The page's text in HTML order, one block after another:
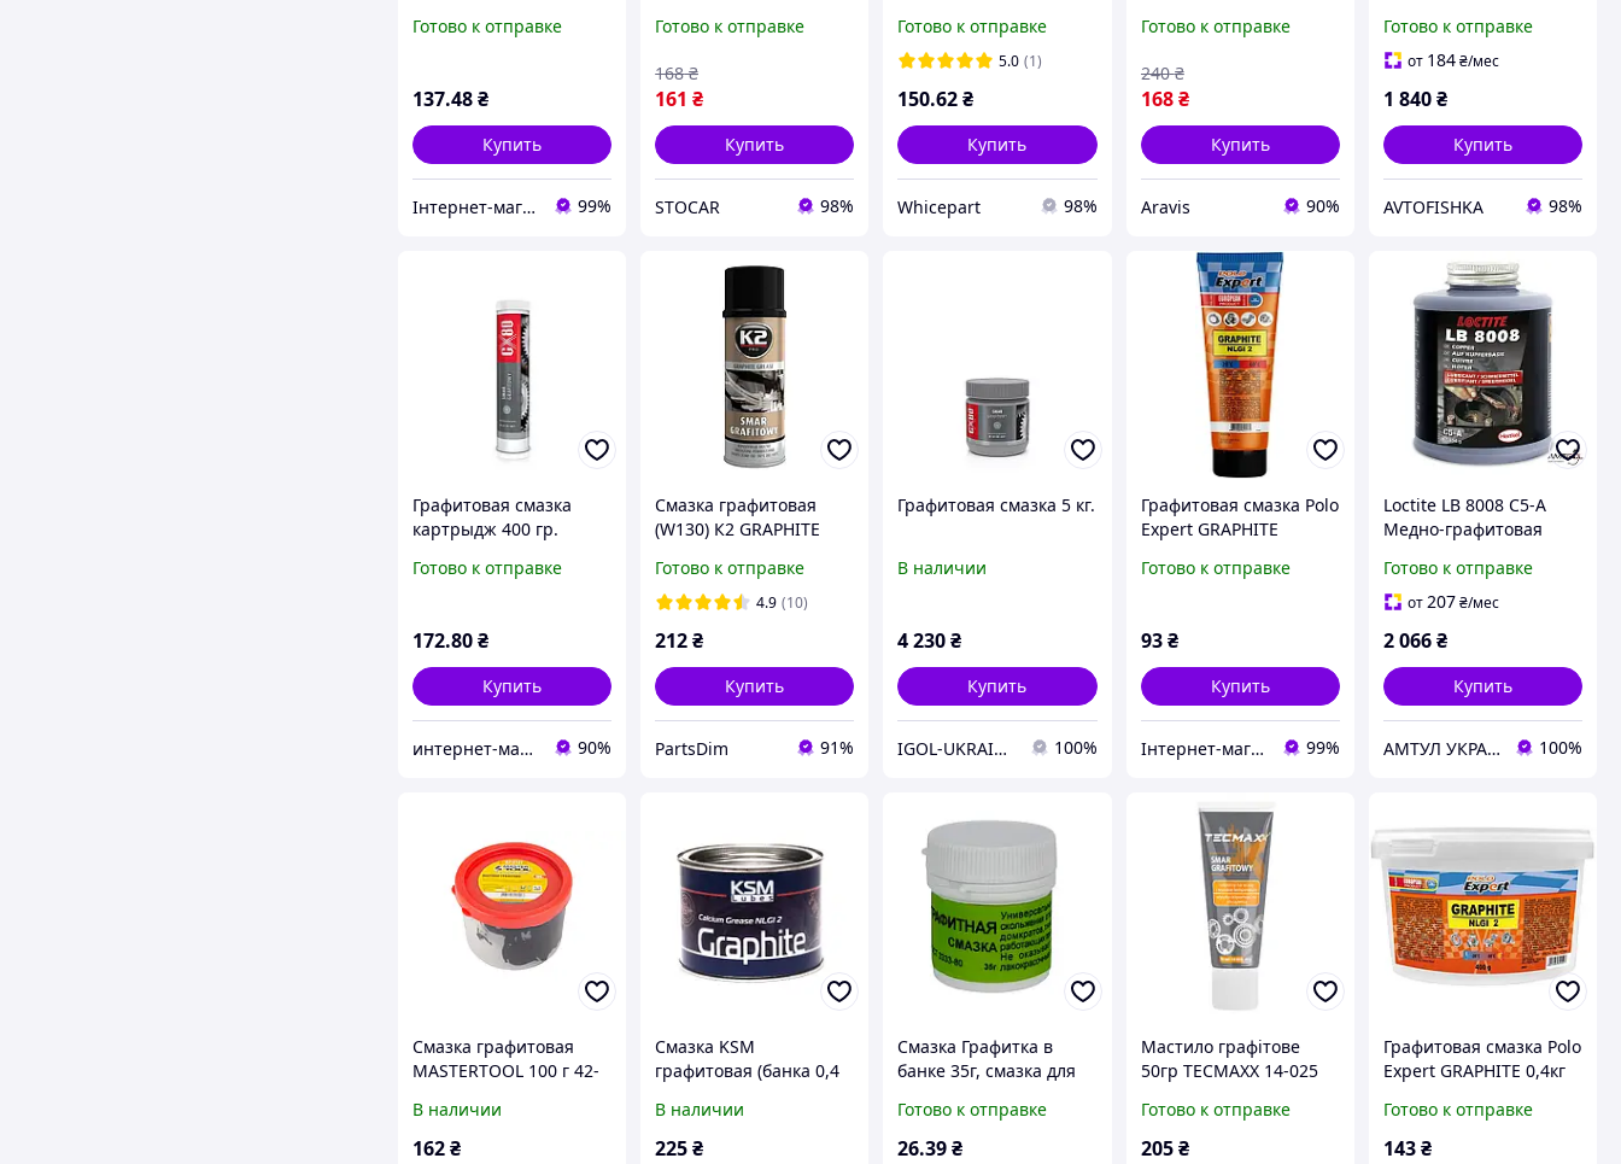
Готово к отправке
137.48₴
Купить
Інтернет-магазин "Запчастини до авто і не тільки" 99%
Готово к отправке
161 ₴
168 ₴
Купить
STOCAR 98%
Готово к отправке
5.0 (1)
150.62₴
Купить
Whicepart 98%
Готово к отправке
168 ₴
240 ₴
Купить
Aravis 90%
шарниров, резьбовых
соединений и
Готово к отправке
от 184₴/мес
1 840₴
Купить
AVTOFISHKA 98%
Графитовая смазка
картрыдж 400 гр.
Готово к отправке
172.80₴
Купить
интернет-магазин «Na Opt». 90%
Смазка графитовая
(W130) К2 GRAPHITE
Готово к отправке
4.9 (10)
212₴
Купить
PartsDim 91%
Графитовая смазка 5 кг.
В наличии
4 230₴
Купить
IGOL-UKRAINE 100%
Графитовая смазка Polo
Expert GRAPHITE
Готово к отправке
93 ₴
Купить
Інтернет-магазин "Запчастини до авто і не тільки" 99%
Loctite LB 8008 C5-A
Медно-графитовая
Готово к отправке
от207₴/мес
2 066₴
Купить
АМТУЛ УКРАИНА 100%
Смазка графитовая
MASTERTOOL 100 г 42-
В наличии
162₴
Смазка KSM
графитовая (банка 0,4
В наличии
225₴
Смазка Графитка в
банке 35г, смазка для
графитовая смазка для
деталей
Готово к отправке
26.39₴
Мастило графітове
50гр TECMAXX 14-025
Готово к отправке
205 ₴
Графитовая смазка Polo
Expert GRAPHITE 0,4кг
Готово к отправке
143₴